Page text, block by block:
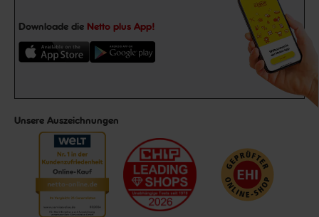
Downloade die Netto plus App!
Unsere Auszeichnungen